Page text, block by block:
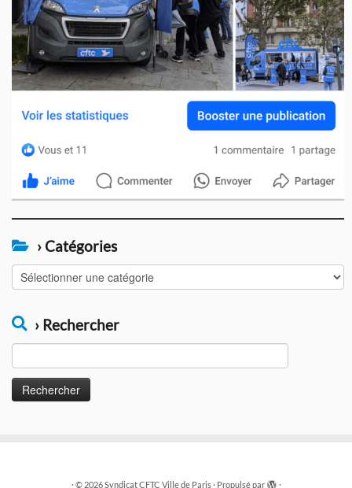
› Catégories
Catégories
› Rechercher
·© 2026Syndicat CFTC Ville de Paris · Propulsé par ·